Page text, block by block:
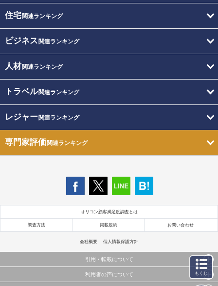
住宅関連ランキング
ビジネス 関連ランキング
人材関連ランキング
トラベル関連ランキング
レジャー関連ランキング
専門家評価関連ランキング
オリコン顧客満足度調査とは
調査方法 掲載規約 お問い合わせ
会社概要 個人情報保護方針
引用・転載について
当サイトで公開されている情報（文字、写真、イラスト、画像データ等）及びこれらの配置・
利用者の声について もくじ